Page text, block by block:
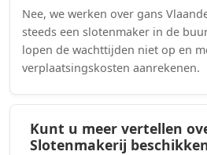
Nee, we werken over gans
steeds een slotenmaker in de
lopen de wachttijden niet op en
verplaatsingskosten aanrekenen.
Kunt u meer vertellen
Slotenmakerij